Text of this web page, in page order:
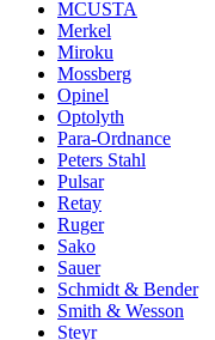
MCUSTA
Merkel
Miroku
Mossberg
Opinel
Optolyth
Para-Ordnance
Peters Stahl
Pulsar
Retay
Ruger
Sako
Sauer
Schmidt & Bender
Smith & Wesson
Steyr